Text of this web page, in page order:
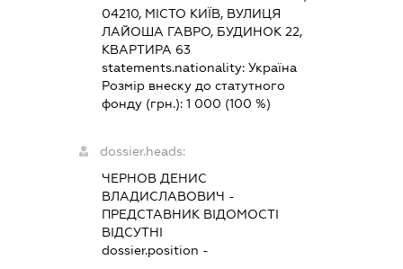
04210, МІСТО КИЇВ, ВУЛИЦЯ
ЛАЙОША ГАВРО, БУДИНОК 22,
КВАРТИРА 63
statements.nationality: Україна
Розмір внеску до статутного
фонду (грн.): 1 000 (100 %)
dossier.heads:
ЧЕРНОВ ДЕНИС
ВЛАДИСЛАВОВИЧ -
ПРЕДСТАВНИКВІДОМОСТІ
ВІДСУТНІ
dossier.position -